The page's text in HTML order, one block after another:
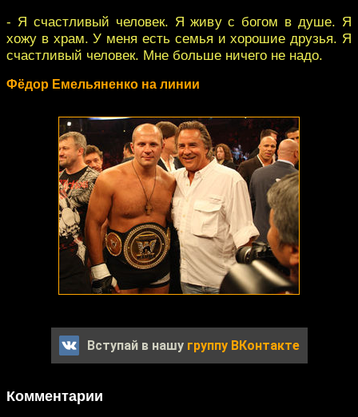
- Я счастливый человек. Я живу с богом в душе. Я
хожу в храм. У меня есть семья и хорошие друзья. Я
счастливый человек. Мне больше ничего не надо.
Фёдор Емельяненко на линии
Вступай в нашу группу ВКонтакте
Комментарии